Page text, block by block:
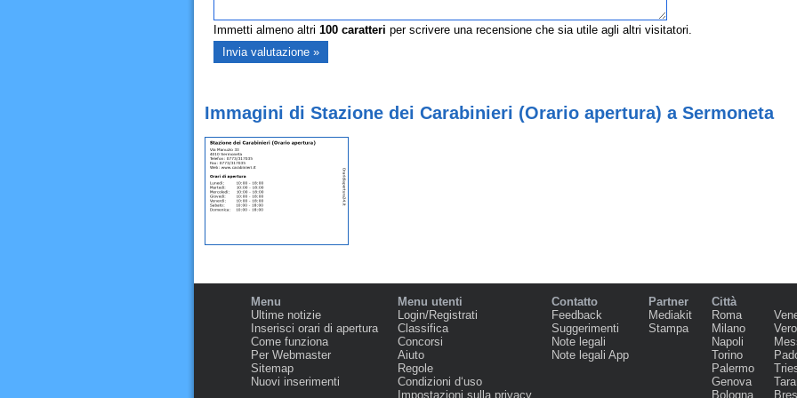
Immetti almeno altri 100caratteri per scrivere una recensione che sia utile agli altri visitatori.
Immagini di Stazione dei Carabinieri (Orario apertura) a Sermoneta
Menu
Ultime notizie
Inserisci orari di apertura
Come funziona
Per Webmaster
Sitemap
Nuovi inserimenti
Menu utenti
Login/Registrati
Classifica
Concorsi
Aiuto
Regole
Condizioni d‘uso
Impostazioni sulla privacy
Contatto
Feedback
Suggerimenti
Note legali
Note legali App
Partner
Mediakit
Stampa
Città
Roma
Milano
Napoli
Torino
Palermo
Genova
Bologna